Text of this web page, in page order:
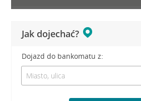
Jak dojechać?
Dojazd do bankomatu z: